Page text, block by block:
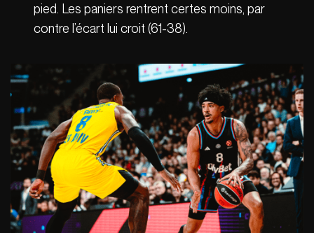
pied. Les paniers rentrent certes moins, par
contre l’écart lui croit (61-38).